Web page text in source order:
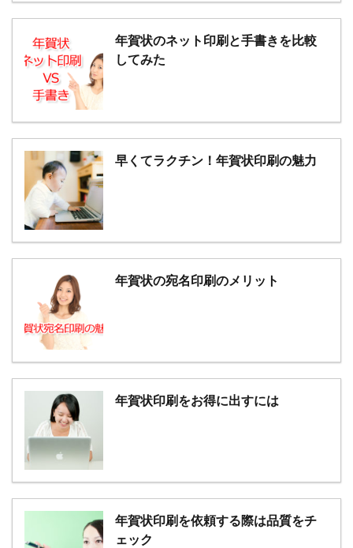
年賀状のネット印刷と手書きを比較
してみた
早くてラクチン！年賀状印刷の魅力
年賀状の宛名印刷のメリット
年賀状印刷をお得に出すには
年賀状印刷を依頼する際は品質をチ
ェック